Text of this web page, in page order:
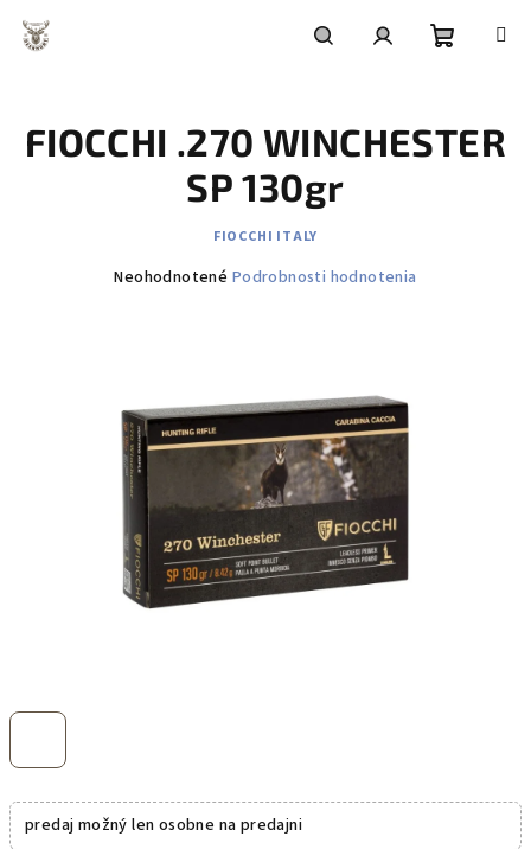
obsah
košík
predaj možný len osobne na predajni
FIOCCHI .270 WINCHESTER
SP 130gr
FIOCCHI ITALY
Priemerné
5
hviezdičiek.
Neohodnotené Podrobnosti hodnotenia